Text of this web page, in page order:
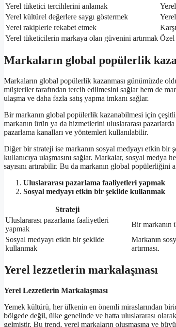
Yerel tüketici tercihlerini anlamak
Yerel kültürel değerlere saygı göstermek
Yerel rakiplerle rekabet etmek
Yerel tüketicilerin markaya olan güvenini artırmak Özel
Markaların global popülerlik
Markaların global popülerlik kazanması günümüzde
müşteriler tarafından tercih edilmesini sağlar hem de
ulaşma ve daha fazla satış yapma imkanı sağlar.
Bir markanın global popülerlik kazanabilmesi için
markanın ürün ya da hizmetlerini uluslararası
pazarlama kanalları ve yöntemleri kullanılabilir.
Diğer bir strateji ise markanın sosyal medyayı etkin bir
kullanıcıya ulaşmasını sağlar. Markalar, sosyal
sayısını artırabilir. Bu da markanın global
Uluslararası pazarlama faaliyetleri yapmak
Sosyal medyayı etkin bir şekilde kullanmak
Strateji
Uluslararası pazarlama faaliyetleri
yapmak
Bir markanın
Sosyal medyayı etkin bir şekilde
kullanmak
Markanın
artırması.
Yerel lezzetlerin markalaşması
Yerel Lezzetlerin Markalaşması
Yemek kültürü, her ülkenin en önemli miraslarından
bölgede değil, ülke genelinde ve hatta uluslararası
gelmiştir. Bu trend, yerel markaların oluşmasına ve